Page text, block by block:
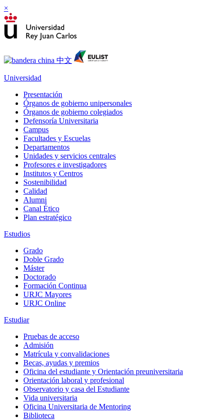
×
Universidad
Presentación
Órganos de gobierno unipersonales
Órganos de gobierno colegiados
Defensoría Universitaria
Campus
Facultades y Escuelas
Departamentos
Unidades y servicios centrales
Profesores e investigadores
Institutos y Centros
Sostenibilidad
Calidad
Alumni
Canal Ético
Plan estratégico
Estudios
Grado
Doble Grado
Máster
Doctorado
Formación Continua
URJC Mayores
URJC Online
Estudiar
Pruebas de acceso
Admisión
Matrícula y convalidaciones
Becas, ayudas y premios
Oficina del estudiante y Orientación preuniversitaria
Orientación laboral y profesional
Observatorio y casa del Estudiante
Vida universitaria
Oficina Universitaria de Mentoring
Biblioteca